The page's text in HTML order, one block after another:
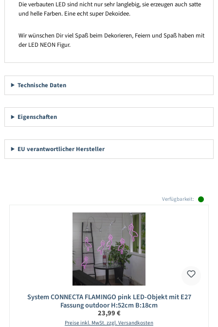
Die verbauten LED sind nicht nur sehr langlebig, sie erzeugen auch satte
und helle Farben. Eine echt super Dekoidee.
Wir wünschen Dir viel Spaß beim Dekorieren, Feiern und Spaß haben mit
der LED NEON Figur.
Technische Daten
Eigenschaften
EU verantwortlicher Hersteller
Verfügbarkeit:
System CONNECTA FLAMINGO pink LED-Objekt mit E27
Fassung outdoor H:52cm B:18cm
Regulärer Preis:
23,99 €
Preise inkl. MwSt. zzgl. Versandkosten